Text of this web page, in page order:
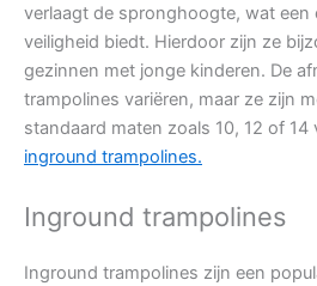
verlaagt de spronghoogte, wat een
veiligheid biedt. Hierdoor zijn ze
gezinnen met jonge kinderen. De
trampolines variëren, maar ze zijn
standaard maten zoals 10, 12 of 14
inground trampolines.
Inground trampolines
Inground trampolines zijn een